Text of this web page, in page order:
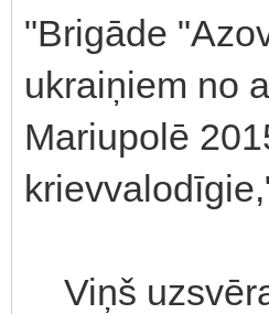
"Brigāde
ukraiņiem no
Mariupolē
Viņš